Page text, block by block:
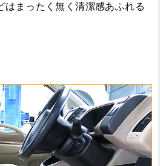
はまったく無く清潔感あふれる